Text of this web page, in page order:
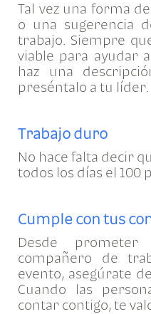
Tal vez una forma
o una sugerencia
trabajo. Siempre
viable para ayudar
haz una
preséntalo a tu líder.
Trabajo duro
No hace falta decir
todos los días el 100
Cumple con tus
Desde
compañero de
evento, asegúrate
Cuando las
contar contigo, te